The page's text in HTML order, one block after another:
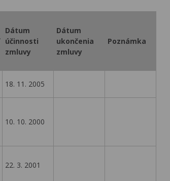
Dátum
účinnosti
zmluvy
Dátum
ukončenia
zmluvy
Poznámka
18. 11. 2005
10. 10. 2000
22. 3. 2001